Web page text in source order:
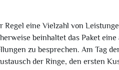
eine Vielzahl von
beinhaltet das Paket
zu besprechen. Am Tag
der Ringe, den ersten